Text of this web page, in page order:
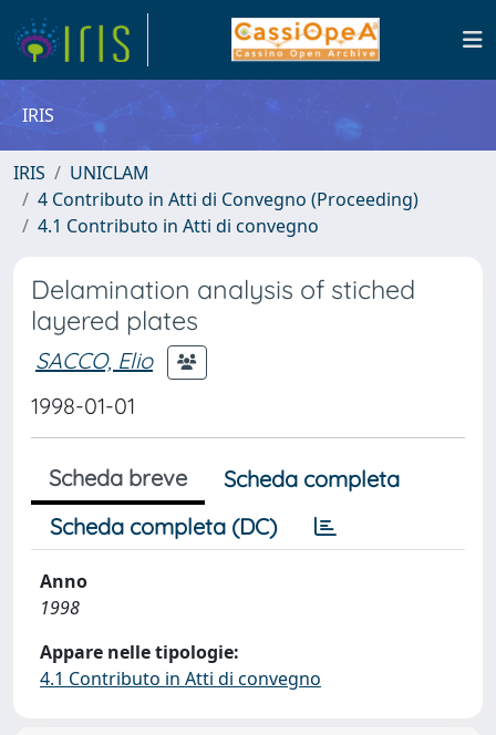
IRIS
IRIS
UNICLAM
4 Contributo in Atti di Convegno (Proceeding)
4.1 Contributo in Atti di convegno
Delamination analysis of stiched
layered plates
SACCO, Elio
1998-01-01
Scheda breve
Scheda completa
Scheda completa (DC)
Anno
1998
Appare nelle tipologie:
4.1 Contributo in Atti di convegno